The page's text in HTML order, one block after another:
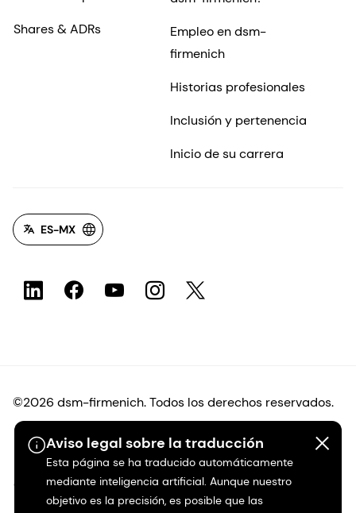
Aviso legal sobre la traducción
Esta página se ha traducido automáticamente
mediante inteligencia artificial. Aunque nuestro
objetivo es la precisión, es posible que las
Shares & ADRs
Empleo en dsm-
firmenich
Historias profesionales
Inclusión y pertenencia
Inicio de su carrera
ES-MX
©2026 dsm-firmenich. Todos los derechos reservados.
Protección de datos
Condiciones de uso